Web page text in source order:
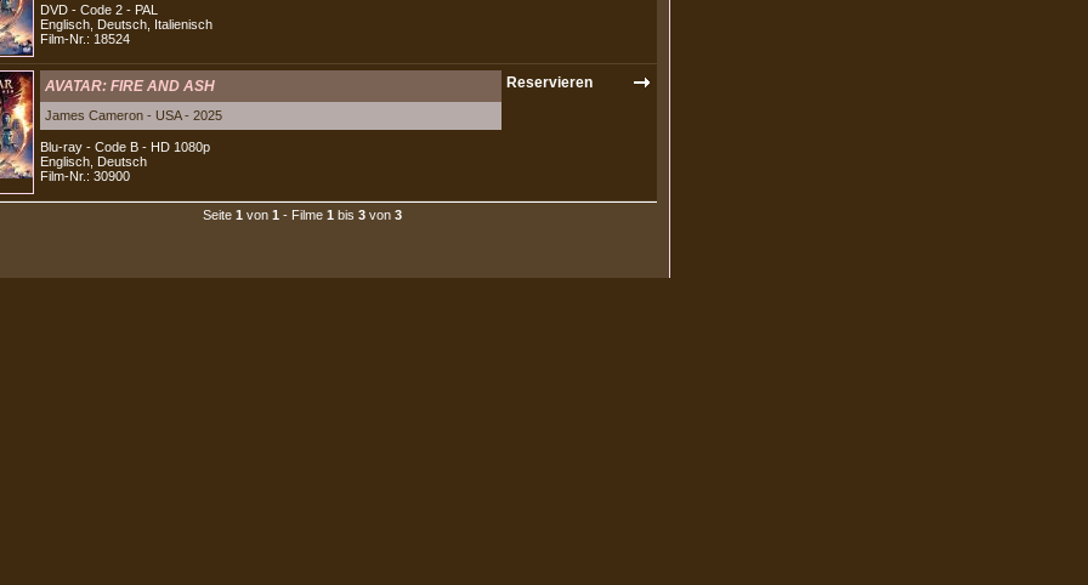
DVD - Code 2 - PAL
Englisch, Deutsch, Italienisch
Film-Nr.: 18524
AVATAR: FIRE AND ASH
James Cameron - USA - 2025
Blu-ray - Code B - HD 1080p
Englisch, Deutsch
Film-Nr.: 30900
Seite 1 von 1 - Filme 1 bis 3von 3